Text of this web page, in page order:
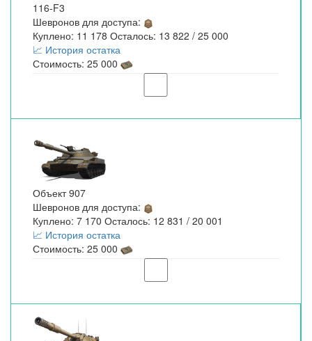
116-F3
Шевронов для доступа:
Куплено: 11 178 Осталось: 13 822 / 25 000
📈 История остатка
Стоимость: 25 000
Объект 907
Шевронов для доступа:
Куплено: 7 170 Осталось: 12 831 / 20 001
📈 История остатка
Стоимость: 25 000